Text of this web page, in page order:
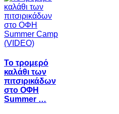
Το τρομερό
καλάθι των
πιτσιρικάδων
στο ΟΦΗ
Summer …